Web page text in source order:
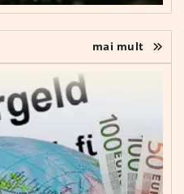
mai mult